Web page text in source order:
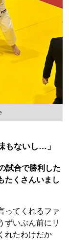
もないし…」
試合で勝利した
たくさんいまし
ってくれるファ
ずいぶん前にリ
れたわけだか